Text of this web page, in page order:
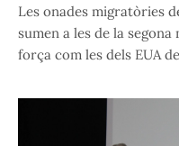
Les onades migratòries
sumen a les de la segona
força com les dels EUA